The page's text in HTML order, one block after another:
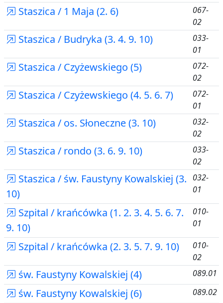
Staszica / 1 Maja (2. 6)
067-
02
Staszica / Budryka (3. 4. 9. 10)
033-
01
Staszica / Czyżewskiego (5)
072-
02
Staszica / Czyżewskiego (4. 5. 6. 7)
072-
01
Staszica / os. Słoneczne (3. 10)
032-
02
Staszica / rondo (3. 6. 9. 10)
033-
02
Staszica / św. Faustyny Kowalskiej (3.
10)
032-
01
Szpital / krańcówka (1. 2. 3. 4. 5. 6. 7.
9. 10)
010-
01
Szpital / krańcówka (2. 3. 5. 7. 9. 10)
010-
02
św. Faustyny Kowalskiej (4) 089.01
św. Faustyny Kowalskiej (6) 089.02